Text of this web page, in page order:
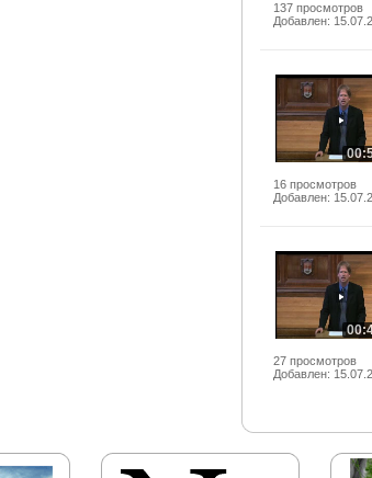
137 просмотров
Добавлен:
16 просмотров
Добавлен:
27 просмотров
Добавлен: